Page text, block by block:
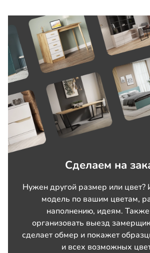
Сделаем на
Нужен другой размер или цвет?
модель по вашим цветам,
наполнению, идеям.
организовать выезд
сделает обмер и покажет
и всех возможных